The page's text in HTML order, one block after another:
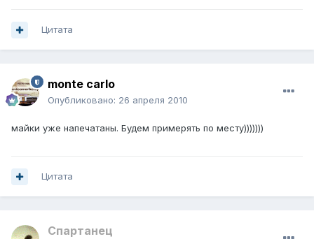
Цитата
monte carlo
Опубликовано: 26 апреля 2010
майки уже напечатаны. Будем примерять по месту)))))))
Цитата
Спартанец